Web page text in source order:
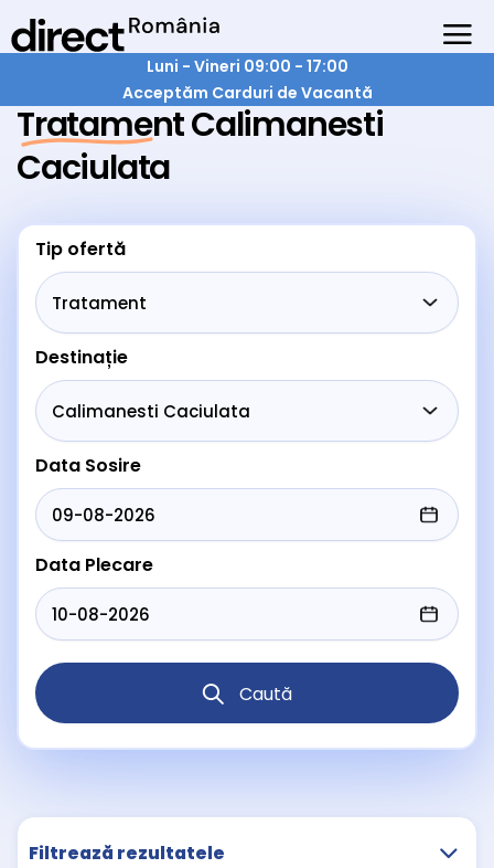
Luni - Vineri 09:00 - 17:00
Acceptăm Carduri de Vacantă
Tratament Calimanesti
Caciulata
Tip ofertă
Destinație
Data Sosire
Data Plecare
Caută
Filtrează rezultatele